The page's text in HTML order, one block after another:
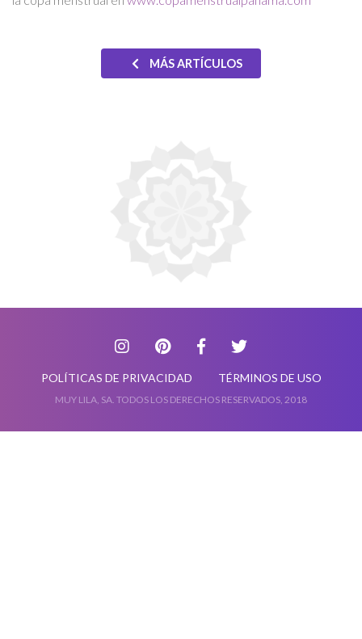
MÁS ARTÍCULOS
POLÍTICAS DE PRIVACIDAD TÉRMINOS DE USO
MUY LILA, SA. TODOS LOS DERECHOS RESERVADOS, 2018